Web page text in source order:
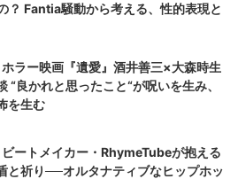
？ Fantia騒動から考える、性的表現と
ホラー映画『遺愛』酒井善三×大森時生
“良かれと思ったこと“が呪いを生み、
を生む
ビートメイカー・RhymeTubeが抱える
と祈り──オルタナティブなヒップホッ